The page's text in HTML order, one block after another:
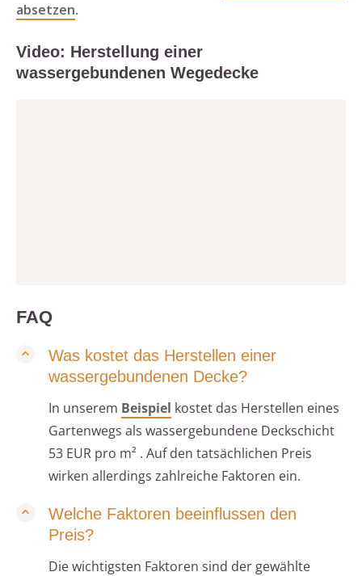
absetzen.
Video: Herstellung einer
wassergebundenen Wegedecke
FAQ
Was kostet das Herstellen einer
wassergebundenen Decke?
In unserem Beispiel kostet das Herstellen eines
Gartenwegs als wassergebundene Deckschicht
53 EUR pro m² . Auf den tatsächlichen Preis
wirken allerdings zahlreiche Faktoren ein.
Welche Faktoren beeinflussen den
Preis?
Die wichtigsten Faktoren sind der gewählte